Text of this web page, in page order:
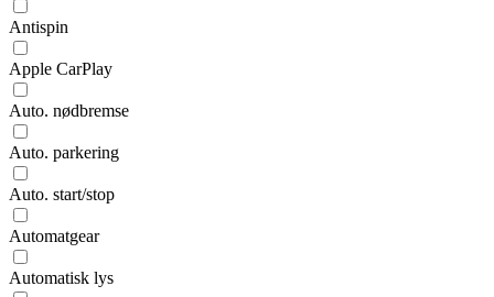
Antispin
Apple CarPlay
Auto. nødbremse
Auto. parkering
Auto. start/stop
Automatgear
Automatisk lys